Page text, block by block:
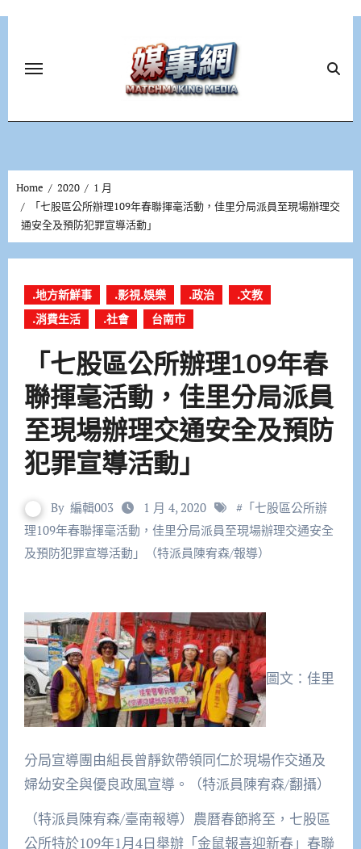
Home 2020
1 月
「七股區公所辦理109年春聯揮毫活動，佳里分局派員至現場辦理交
通安全及預防犯罪宣導活動」
.地方新鮮事 .影視.娛樂 .政治
.文教
.消費生活
.社會 台南市
「七股區公所辦理109年春
聯揮毫活動，佳里分局派員
至現場辦理交通安全及預防
犯罪宣導活動」
By 編輯003 1 月 4, 2020 # 「七股區公所辦
理109年春聯揮毫活動，佳里分局派員至現場辦理交通安全
及預防犯罪宣導活動」（特派員陳宥森/報導）
圖文：佳里
分局宣導團由組長曾靜欽帶領同仁於現場作交通及
婦幼安全與優良政風宣導。（特派員陳宥森/翻攝）
（特派員陳宥森/臺南報導）農曆春節將至，七股區
公所特於109年1月4日舉辦「金鼠報喜迎新春」春聯